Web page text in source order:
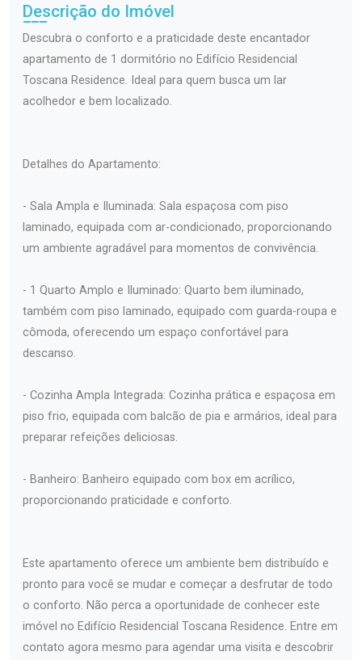
Descrição do Imóvel
Descubra o conforto e a praticidade deste encantador
apartamento de 1 dormitório no Edifício Residencial
Toscana Residence. Ideal para quem busca um lar
acolhedor e bem localizado.
Detalhes do Apartamento:
- Sala Ampla e Iluminada: Sala espaçosa com piso
laminado, equipada com ar-condicionado, proporcionando
um ambiente agradável para momentos de convivência.
- 1 Quarto Amplo e Iluminado: Quarto bem iluminado,
também com piso laminado, equipado com guarda-roupa e
cômoda, oferecendo um espaço confortável para
descanso.
- Cozinha Ampla Integrada: Cozinha prática e espaçosa em
piso frio, equipada com balcão de pia e armários, ideal para
preparar refeições deliciosas.
- Banheiro: Banheiro equipado com box em acrílico,
proporcionando praticidade e conforto.
Este apartamento oferece um ambiente bem distribuído e
pronto para você se mudar e começar a desfrutar de todo
o conforto. Não perca a oportunidade de conhecer este
imóvel no Edifício Residencial Toscana Residence. Entre em
contato agora mesmo para agendar uma visita e descobrir